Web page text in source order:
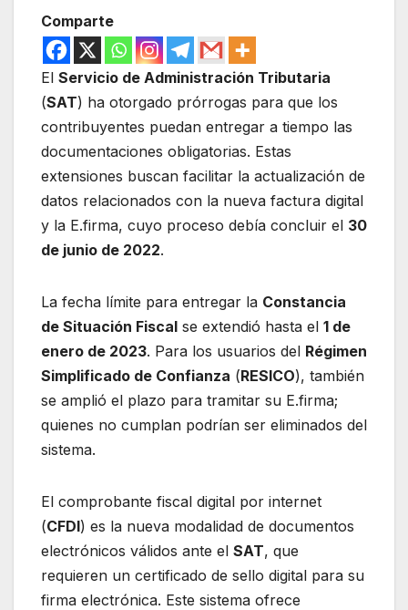
Comparte
El Servicio de Administración Tributaria
(SAT) ha otorgado prórrogas para que los
contribuyentes puedan entregar a tiempo las
documentaciones obligatorias. Estas
extensiones buscan facilitar la actualización de
datos relacionados con la nueva factura digital
y la E.firma, cuyo proceso debía concluir el 30
de junio de 2022.
La fecha límite para entregar la Constancia
de Situación Fiscal se extendió hasta el 1 de
enero de 2023. Para los usuarios del Régimen
Simplificado de Confianza (RESICO), también
se amplió el plazo para tramitar su E.firma;
quienes no cumplan podrían ser eliminados del
sistema.
El comprobante fiscal digital por internet
(CFDI) es la nueva modalidad de documentos
electrónicos válidos ante el SAT, que
requieren un certificado de sello digital para su
firma electrónica. Este sistema ofrece